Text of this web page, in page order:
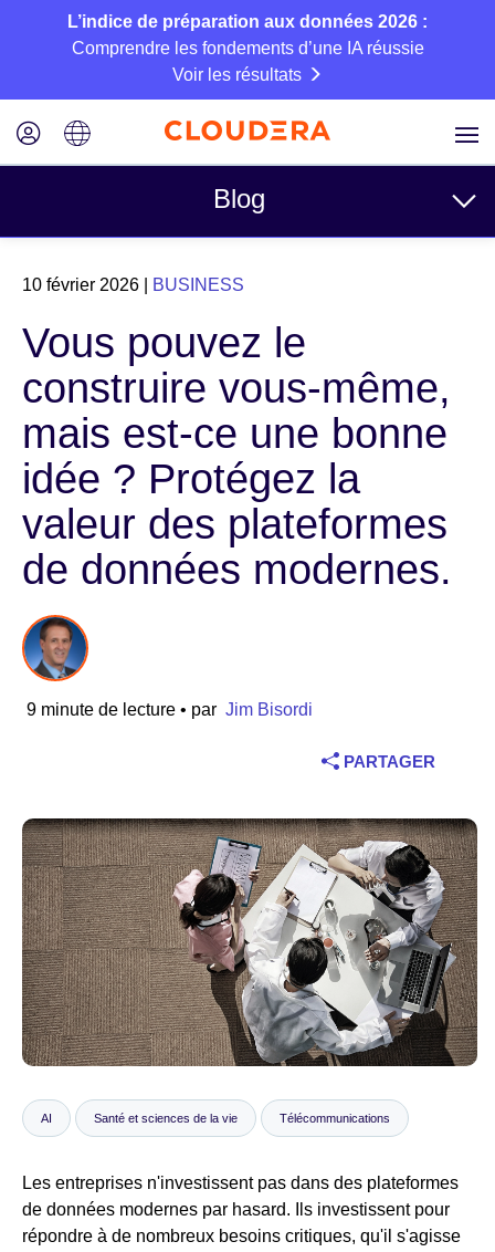
L’indice de préparation aux données 2026 :
Comprendre les fondements d’une IA réussie
Voir les résultats
Blog
Rubriques
Business
Technique
Partenaires
Culture
Industrie
Services financiers
Industrie manufacturière
Assurance
Technologie
Secteur public
Santé
Éducation
Salle de presse
10 février 2026 BUSINESS
Vous pouvez le
construire vous-même,
mais est-ce une bonne
idée ? Protégez la
valeur des plateformes
de données modernes.
9 minute de lecture • par Jim Bisordi
PARTAGER
AI Santé et sciences de la vie Télécommunications
Les entreprises n'investissent pas dans des plateformes
de données modernes par hasard. Ils investissent pour
répondre à de nombreux besoins critiques, qu'il s'agisse